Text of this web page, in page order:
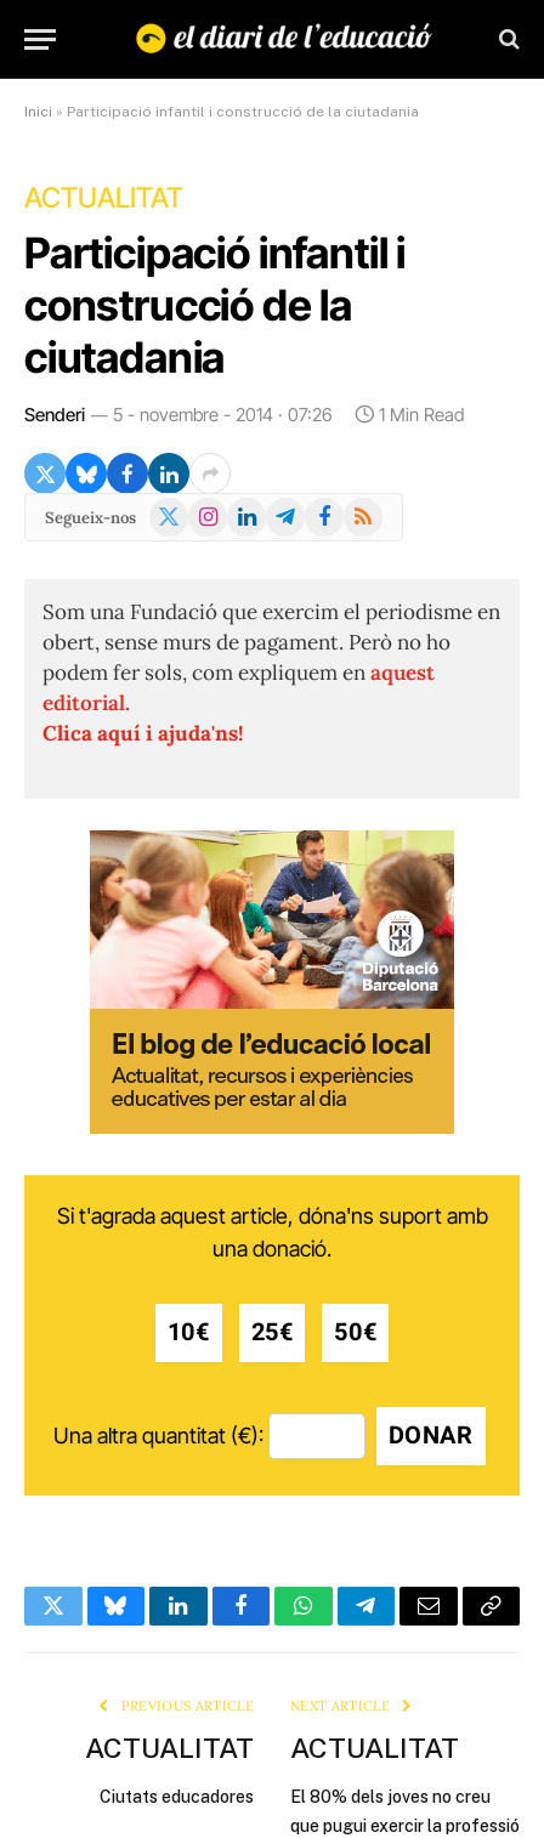
Inici » Participació infantil i construcció de la ciutadania
ACTUALITAT
Participació infantil i
construcció de la
ciutadania
Senderi 5 - novembre - 2014 · 07:26 1 Min Read
Segueix-nos
X
Instagram
LinkedInTelegramFacebook
RSS
Som una Fundació que exercim el periodisme en
obert, sense murs de pagament. Però no ho
podem fer sols, com expliquem enaquest
editorial.
Clica aquí i ajuda'ns!
Si t'agrada aquest article, dóna'ns suport amb
una donació.
10€ 25€ 50€
Una altra quantitat (€): DONAR
TwitterBlueskyLinkedInFacebookWhatsAppTelegramEmail Copy
PREVIOUS ARTICLE
ACTUALITAT
Ciutats educadores
NEXT ARTICLE
ACTUALITAT
El 80% dels joves no creu
que pugui exercir la professió